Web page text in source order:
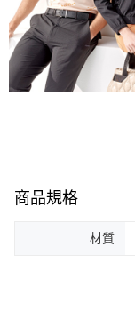
商品規格
材質